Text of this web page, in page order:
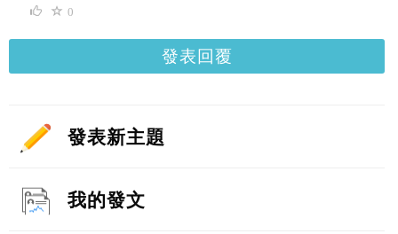
0
發表回覆
發表新主題
我的發文